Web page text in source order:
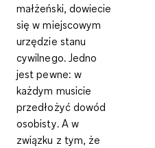
małżeński, dowiecie
się w miejscowym
urzędzie stanu
cywilnego. Jedno
jest pewne: w
każdym musicie
przedłożyćdowód
osobisty. A w
związku z tym, że